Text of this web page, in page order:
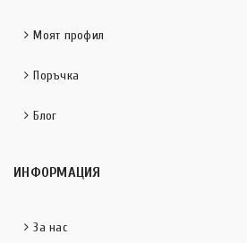
Моят профил
Поръчка
Блог
ИНФОРМАЦИЯ
За нас